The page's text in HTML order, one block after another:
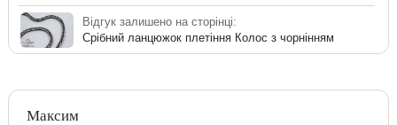
Відгук залишено на сторінці:
Срібний ланцюжок плетіння Колос з чорнінням
Максим